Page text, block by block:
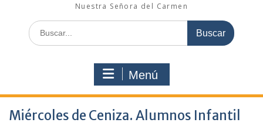
Nuestra Señora del Carmen
Buscar:
Menú
Miércoles de Ceniza. Alumnos Infantil